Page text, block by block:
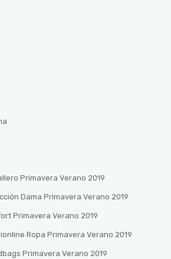
Primavera Verano 2019
Dama Primavera Verano 2019
Primavera Verano 2019
Ropa Primavera Verano 2019
Primavera Verano 2019